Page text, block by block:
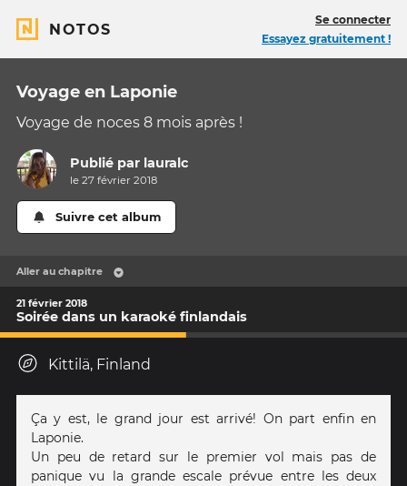
NOTOS
Se connecter
Essayez gratuitement !
Voyage en Laponie
Voyage de noces 8 mois après !
Publié par lauralc
le 27 février 2018
Suivre cet album
Aller au chapitre
21 février 2018
Soirée dans un karaoké finlandais
Kittilä, Finland
Ça y est, le grand jour est arrivé! On part enfin en
Laponie.
Un peu de retard sur le premier vol mais pas de
panique vu la grande escale prévue entre les deux